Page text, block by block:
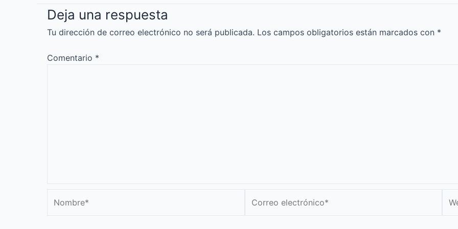
Deja una respuesta
Tu dirección de correo electrónico no será publicada. Los campos obligatorios están marcados con *
Comentario *
electrónico*